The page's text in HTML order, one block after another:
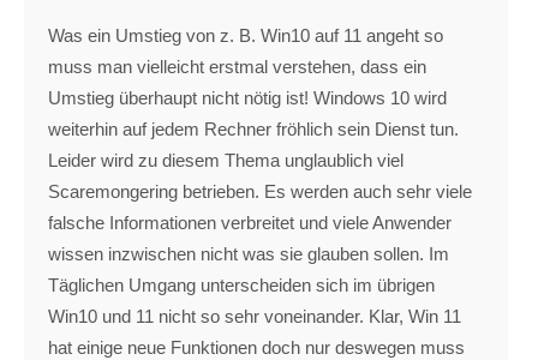
Was ein Umstieg von z. B. Win10 auf 11 angeht so
muss man vielleicht erstmal verstehen, dass ein
Umstieg überhaupt nicht nötig ist! Windows 10 wird
weiterhin auf jedem Rechner fröhlich sein Dienst tun.
Leider wird zu diesem Thema unglaublich viel
Scaremongering betrieben. Es werden auch sehr viele
falsche Informationen verbreitet und viele Anwender
wissen inzwischen nicht was sie glauben sollen. Im
Täglichen Umgang unterscheiden sich im übrigen
Win10 und 11 nicht so sehr voneinander. Klar, Win 11
hat einige neue Funktionen doch nur deswegen muss